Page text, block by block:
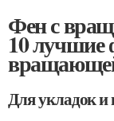
Фен с
10 лучшие
Для укладок и